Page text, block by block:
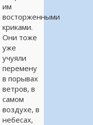
им
восторженными
криками.
Они тоже
уже
учуяли
перемену
в порывах
ветров, в
самом
воздухе, в
небесах,